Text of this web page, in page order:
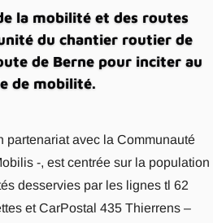
la mobilité et des routes
du chantier routier de
de Berne pour inciter au
de mobilité.
partenariat avec la Communauté
-, est centrée sur la population
desservies par les lignes tl 62
et CarPostal 435 Thierrens –